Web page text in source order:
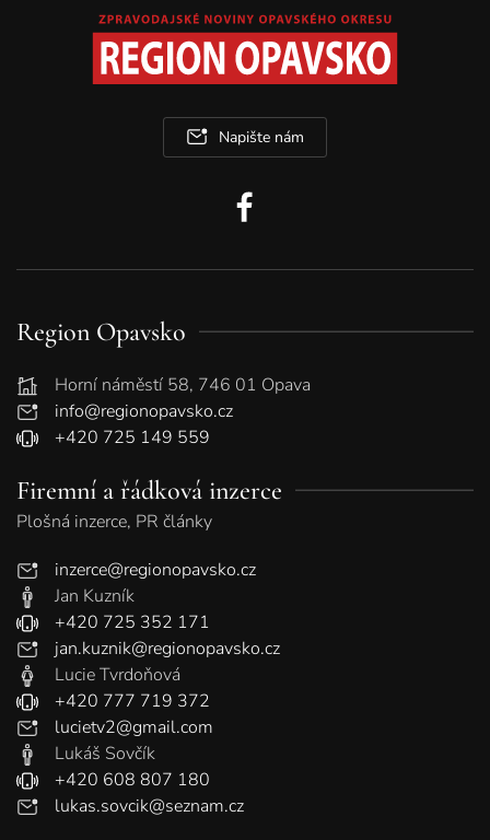
Napište nám
Region Opavsko
Horní náměstí 58, 746 01 Opava
info@regionopavsko.cz
+420 725 149 559
Firemní a řádková inzerce
Plošná inzerce, PR články
inzerce@regionopavsko.cz
Jan Kuzník
+420 725 352 171
jan.kuznik@regionopavsko.cz
Lucie Tvrdoňová
+420 777 719 372
lucietv2@gmail.com
Lukáš Sovčík
+420 608 807 180
lukas.sovcik@seznam.cz